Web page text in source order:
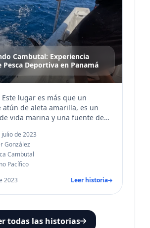
Cambutal: Experiencia
Pesca Deportiva en Panamá
lugar es más que un
atún de aleta amarilla, es un
vida marina y una fuente de
julio de 2023
González
Cambutal
Pacífico
2023
Leer historia
todas las historias